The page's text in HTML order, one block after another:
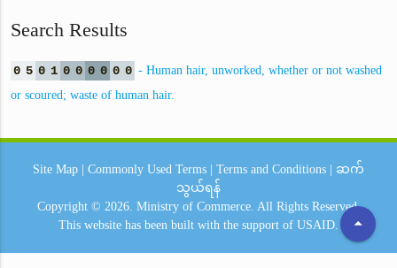
Search Results
0 5 0 1 0 0 0 0 0 0 - Human hair, unworked, whether or not washed
or scoured; waste of human hair.
arrow_drop_up
Site Map Commonly Used Terms Terms and Conditions
ဆက်
သွယ်ရန်
Copyright © 2026. Ministry of Commerce. All Rights Reserved.
This website has been built with the support of USAID.